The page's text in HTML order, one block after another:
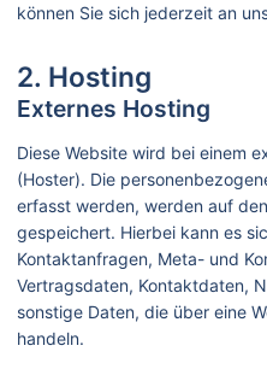
können Sie sich jederzeit an
2. Hosting
Externes Hosting
Diese Website wird bei einem
(Hoster). Die
erfasst werden, werden auf
gespeichert. Hierbei kann es
Kontaktanfragen, Meta- und
Vertragsdaten, Kontaktdaten,
sonstige Daten, die über eine
handeln.